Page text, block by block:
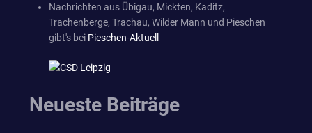
Nachrichten aus Übigau, Mickten, Kaditz,
Trachenberge, Trachau, Wilder Mann und Pieschen
gibt's bei Pieschen-Aktuell
Neueste Beiträge